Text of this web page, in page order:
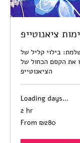
ציאנוטייפ
בילוי קליל של
את הקסם הכחול של
הציאנוטייפ
Loading days...
2 hr
From
280
From ₪280